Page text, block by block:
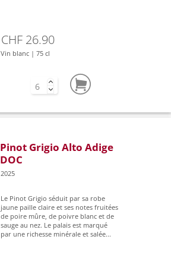
CHF 26.90
Vin blanc | 75 cl
Pinot Grigio Alto Adige
DOC
2025
Le Pinot Grigio séduit par sa robe
jaune paille claire et ses notes fruitées
de poire mûre, de poivre blanc et de
sauge au nez. Le palais est marqué
par une richesse minérale et salée...